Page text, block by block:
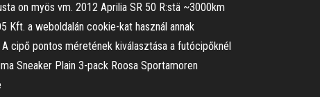
on myös vm. 2012 Aprilia SR 50 R:stä ~3000km
Kft. a weboldalán cookie-kat használ annak
cipő pontos méretének kiválasztása a futócipőknél
Sneaker Plain 3-pack Roosa Sportamoren